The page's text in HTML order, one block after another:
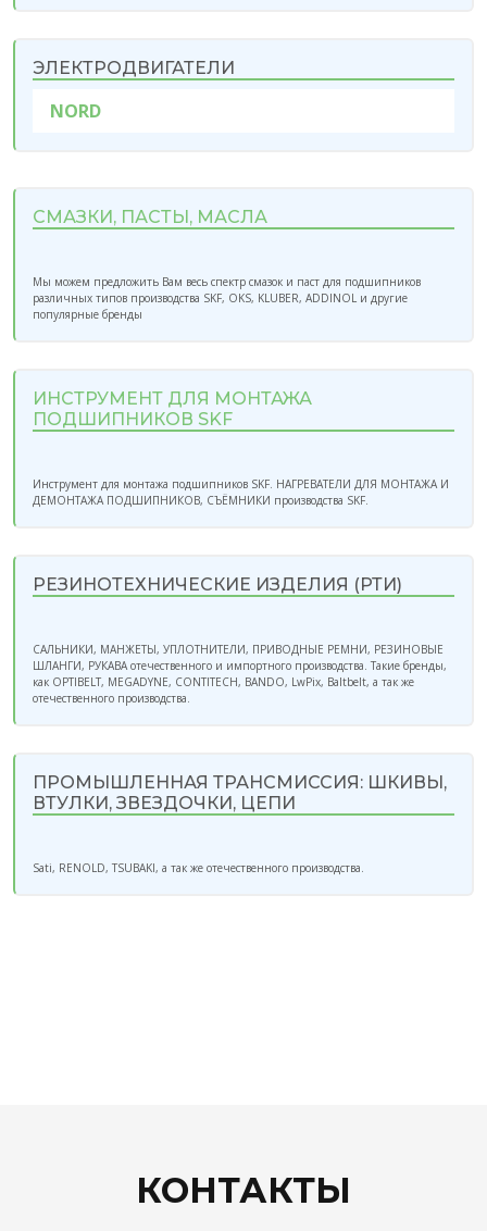
ЭЛЕКТРОДВИГАТЕЛИ
NORD
СМАЗКИ, ПАСТЫ, МАСЛА
Мы можем предложить Вам весь спектр смазок и паст для подшипников
различных типов производства SKF, OKS, KLUBER, ADDINOL и другие
популярные бренды
ИНСТРУМЕНТ ДЛЯ МОНТАЖА
ПОДШИПНИКОВ SKF
Инструмент для монтажа подшипников SKF. НАГРЕВАТЕЛИ ДЛЯ МОНТАЖА И
ДЕМОНТАЖА ПОДШИПНИКОВ, СЪЁМНИКИ производства SKF.
РЕЗИНОТЕХНИЧЕСКИЕ ИЗДЕЛИЯ (РТИ)
САЛЬНИКИ, МАНЖЕТЫ, УПЛОТНИТЕЛИ, ПРИВОДНЫЕ РЕМНИ, РЕЗИНОВЫЕ
ШЛАНГИ, РУКАВА отечественного и импортного производства. Такие бренды,
как OPTIBELT, MEGADYNE, CONTITECH, BANDO, LwPix, Baltbelt, а так же
отечественного производства.
ПРОМЫШЛЕННАЯ ТРАНСМИССИЯ: ШКИВЫ,
ВТУЛКИ, ЗВЕЗДОЧКИ, ЦЕПИ
Sati, RENOLD, TSUBAKI, а так же отечественного производства.
КОНТАКТЫ